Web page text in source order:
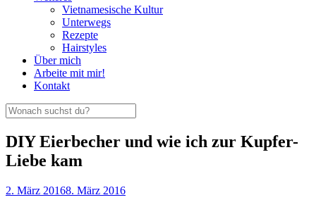
Vietnamesische Kultur
Unterwegs
Rezepte
Hairstyles
Über mich
Arbeite mit mir!
Kontakt
DIY Eierbecher und wie ich zur Kupfer-
Liebe kam
2. März 20168. März 2016